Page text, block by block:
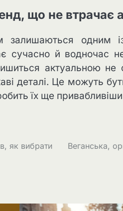
що не втрачає
одним із
сучасно й водночас
актуальною
деталі. Це можуть
їх ще
як вибрати
Веганська,